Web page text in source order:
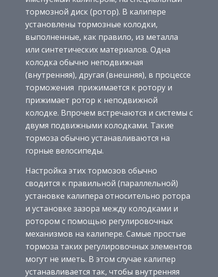
тормозной диск (ротор). В калипере
установлены тормозные колодки,
выполненные, как правило, из металла
или синтетических материалов. Одна
колодка обычно неподвижная
(внутренняя), другая (внешняя), в процессе
торможения прижимается к ротору и
прижимает ротор к неподвижной
колодке. Впрочем встречаются и системы с
двумя подвижными колодками. Такие
тормоза обычно устанавливаются на
горные велосипеды.
Настройка этих тормозов обычно
сводится к правильной (параллельной)
установке калипера относительно ротора
и установке зазора между колодками и
ротором с помощью регулировочных
механизмов на калипере. Самые простые
тормоза таких регулировочных элементов
могут не иметь. В этом случае калипер
устанавливается так, чтобы внутренняя